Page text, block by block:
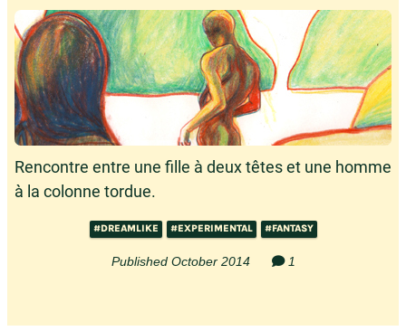
Rencontre entre une fille à deux têtes et une homme
à la colonne tordue.
#DREAMLIKE #EXPERIMENTAL #FANTASY
Published October 2014 1